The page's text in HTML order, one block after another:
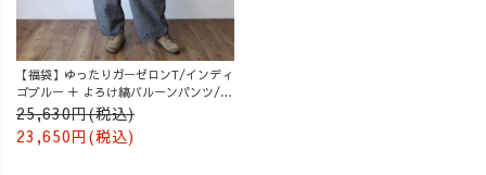
【福袋】ゆったりガーゼロンT/インディ
ゴブルー ＋ よろけ縞バルーンパンツ/グ
レー
25,630円(税込)
23,650円(税込)